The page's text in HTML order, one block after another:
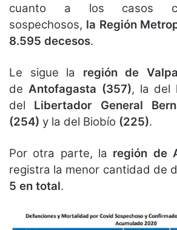
cuanto a los casos
sospechosos, la Región
8.595 decesos.
Le sigue la región de
de Antofagasta (357), la del
del Libertador General
(254) y la del Biobío (225).
Por otra parte, la región de
registra la menor cantidad de
5 en total.